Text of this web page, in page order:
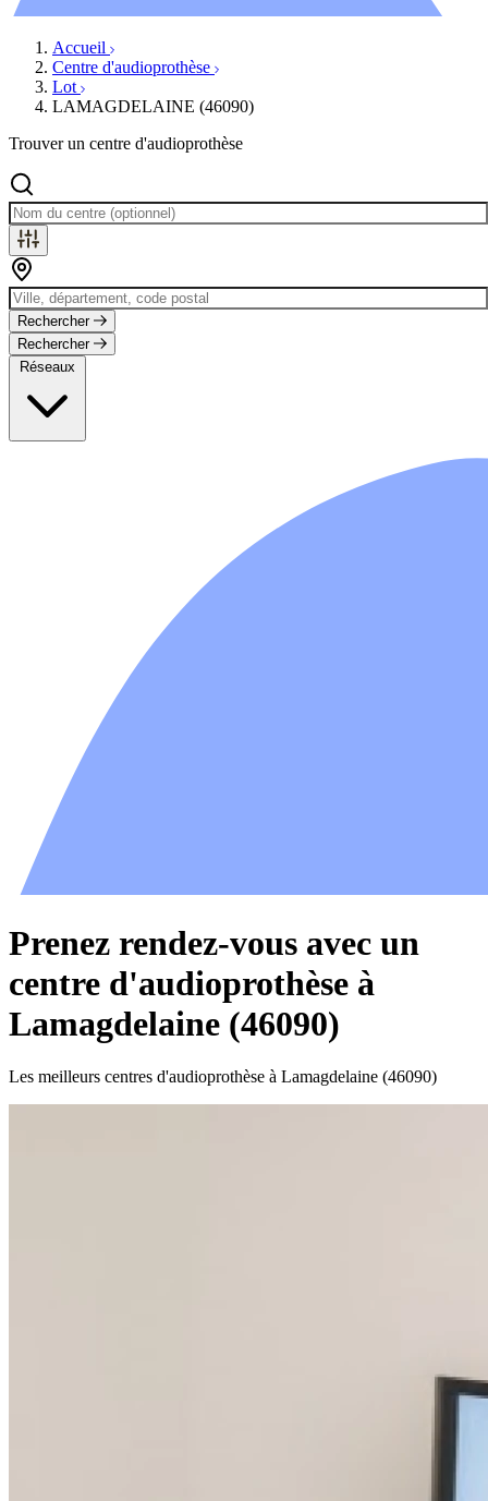
Accueil
Centre d'audioprothèse
Lot
LAMAGDELAINE (46090)
Trouver un centre d'audioprothèse
Rechercher
Rechercher
Réseaux
Prenez rendez-vous avec un
centre d'audioprothèse à
Lamagdelaine (46090)
Les meilleurs centres d'audioprothèse à Lamagdelaine (46090)